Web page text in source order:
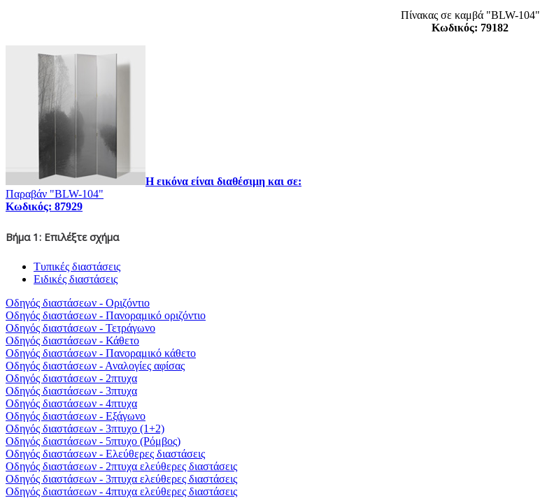
Πίνακας σε καμβά "BLW-104"
Κωδικός: 79182
Η εικόνα είναι διαθέσιμη και σε:
Παραβάν "BLW-104"
Κωδικός: 87929
Βήμα 1: Επιλέξτε σχήμα
Τυπικές διαστάσεις
Ειδικές διαστάσεις
Οδηγός διαστάσεων - Οριζόντιο
Οδηγός διαστάσεων - Πανοραμικό οριζόντιο
Οδηγός διαστάσεων - Τετράγωνο
Οδηγός διαστάσεων - Κάθετο
Οδηγός διαστάσεων - Πανοραμικό κάθετο
Οδηγός διαστάσεων - Αναλογίες αφίσας
Οδηγός διαστάσεων - 2πτυχα
Οδηγός διαστάσεων - 3πτυχα
Οδηγός διαστάσεων - 4πτυχα
Οδηγός διαστάσεων - Εξάγωνο
Οδηγός διαστάσεων - 3πτυχο (1+2)
Οδηγός διαστάσεων - 5πτυχο (Ρόμβος)
Οδηγός διαστάσεων - Ελεύθερες διαστάσεις
Οδηγός διαστάσεων - 2πτυχα ελεύθερες διαστάσεις
Οδηγός διαστάσεων - 3πτυχα ελεύθερες διαστάσεις
Οδηγός διαστάσεων - 4πτυχα ελεύθερες διαστάσεις